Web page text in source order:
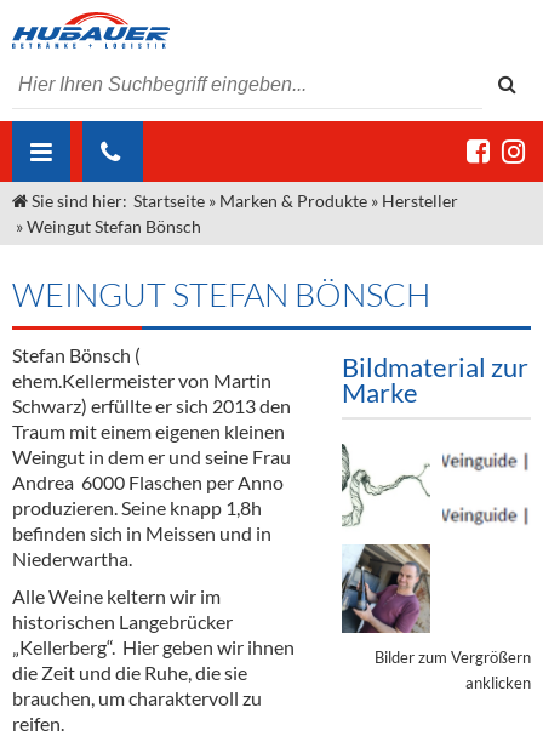
ÜBER UNS
Unser Liefergebiet
Unser Team
Kontakt
Angebote Gastronomie & Großhandel
Gastronomie
Großhandel
Innovation - Die Neue Art des Bierzapfens
"DroughtMaster"
Neuigkeiten
Termine
MARKEN & PRODUKTE
Weine & Schaumwein
Sirup
Spirituosen
Bier
Alkoholfreie Getränke
Öle & Küchenartikel
Kaffee
Barzubehör
DIENSTLEISTUNGEN
Kommisionskauf & Lieferbedingungen
Fremddienstleistungen
Sie sind hier: Startseite » Marken & Produkte » Hersteller
»Weingut Stefan Bönsch
WEINGUT STEFAN BÖNSCH
Stefan Bönsch (
ehem.Kellermeister von Martin
Schwarz) erfüllte er sich 2013 den
Traum mit einem eigenen kleinen
Weingut in dem er und seine Frau
Andrea 6000 Flaschen per Anno
produzieren. Seine knapp 1,8h
befinden sich in Meissen und in
Niederwartha.
Alle Weine keltern wir im
historischen Langebrücker
„Kellerberg“. Hier geben wir ihnen
die Zeit und die Ruhe, die sie
brauchen, um charaktervoll zu
reifen.
Bildmaterial zur
Marke
Bilder zum Vergrößern
anklicken